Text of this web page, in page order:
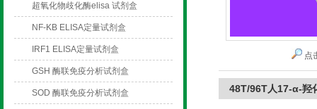
超氧化物歧化酶elisa 试剂盒
NF-KB ELISA定量试剂盒
IRF1 ELISA定量试剂盒
GSH 酶联免疫分析试剂盒
SOD 酶联免疫分析试剂盒
点
48T/96T人17-α-羟